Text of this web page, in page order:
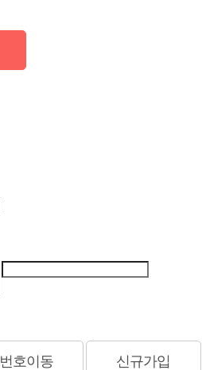
번호이동 신규가입